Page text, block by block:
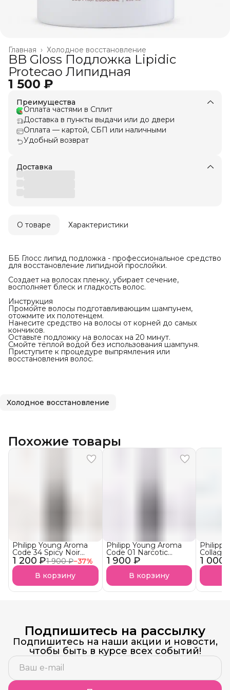
Холодное восстановление
Главная ›
BB Gloss Подложка Lipidic
Protecao Липидная
1 500 ₽
Преимущества
Оплата частями в Сплит
Доставка в пункты выдачи или до двери
Оплата — картой, СБП или наличными
Удобный возврат
Доставка
О товаре Характеристики
ББ Глосс липид подложка - профессиональное средство
для восстановление липидной прослойки.
Создает на волосах пленку, убирает сечение,
восполняет блеск и гладкость волос.
Инструкция
Промойте волосы подготавливающим шампунем,
отожмите их полотенцем.
Нанесите средство на волосы от корней до самых
кончиков.
Оставьте подложку на волосах на 20 минут.
Смойте тёплой водой без использования шампуня.
Приступите к процедуре выпрямления или
восстановления волос.
Холодное восстановление
Похожие товары
1 200 ₽1 900 ₽−37%
Philipp Young Aroma
Code 34 Spicy Noir
Арома-Бустер Пряный
нуар АКЦИЯ!
В корзину
1 900 ₽
Philipp Young Aroma
Code 01 Narcotic
Blossom Арома-
Бустер
Наркотический
Цветок
В корзину
1 000
Philipp
Ultra
Подпишитесь на рассылку
Подпишитесь на наши акции и новости,
чтобы быть в курсе всех событий!